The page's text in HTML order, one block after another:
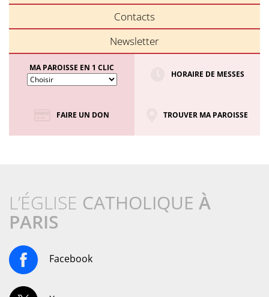
Contacts
Newsletter
MA PAROISSE EN 1 CLIC
HORAIRE DE MESSES
FAIRE UN DON TROUVER MA PAROISSE
L’ÉGLISE CATHOLIQUE À
PARIS
Facebook